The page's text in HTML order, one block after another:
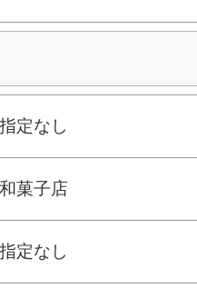
指定なし
和菓子店
指定なし